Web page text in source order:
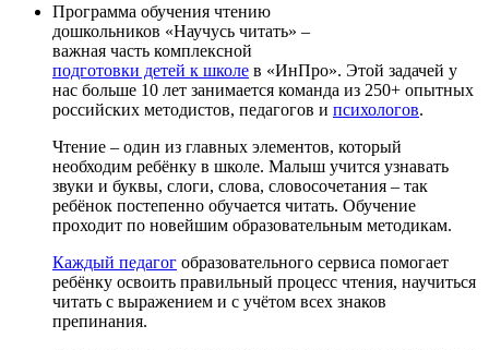
Программа обучения чтению
дошкольников «Научусь читать» –
важная часть комплексной
подготовки детей к школе в «ИнПро». Этой задачей у
нас больше 10 лет занимается команда из 250+ опытных
российских методистов, педагогов и психологов.
Чтение – один из главных элементов, который
необходим ребёнку в школе. Малыш учится узнавать
звуки и буквы, слоги, слова, словосочетания – так
ребёнок постепенно обучается читать. Обучение
проходит по новейшим образовательным методикам.
Каждый педагог образовательного сервиса помогает
ребёнку освоить правильный процесс чтения, научиться
читать с выражением и с учётом всех знаков
препинания.